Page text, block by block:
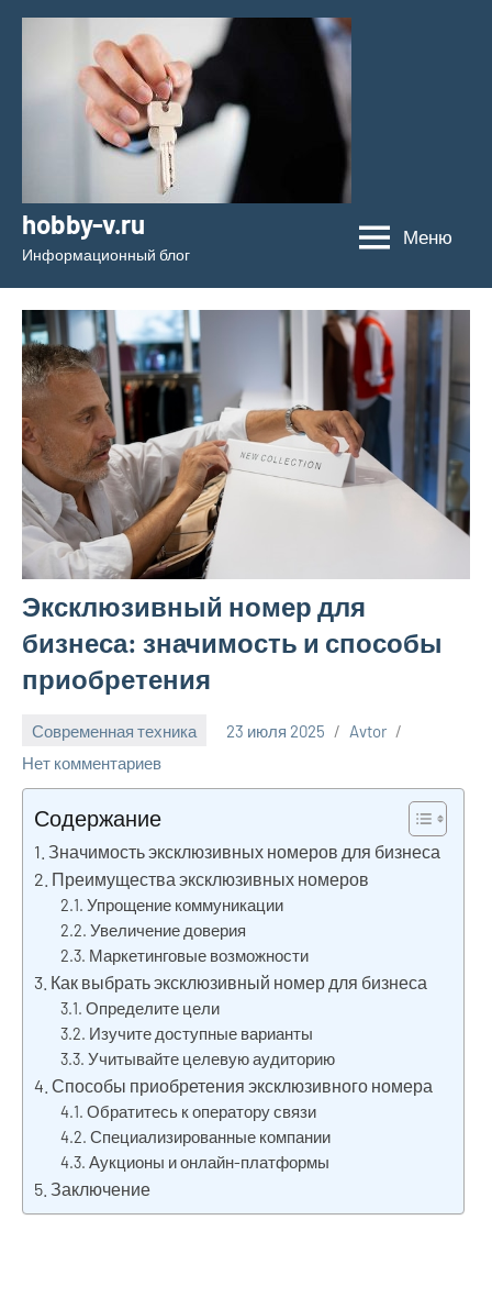
Перейти
содержимому
hobby-v.ru
Информационный блог
Меню
Эксклюзивный номер для
бизнеса: значимость и способы
приобретения
Современная техника 23 июля 2025
Avtor
Нет комментариев
Содержание
Значимость эксклюзивных номеров для бизнеса
Преимущества эксклюзивных номеров
Упрощение коммуникации
Увеличение доверия
Маркетинговые возможности
Как выбрать эксклюзивный номер для бизнеса
Определите цели
Изучите доступные варианты
Учитывайте целевую аудиторию
Способы приобретения эксклюзивного номера
Обратитесь к оператору связи
Специализированные компании
Аукционы и онлайн-платформы
Заключение